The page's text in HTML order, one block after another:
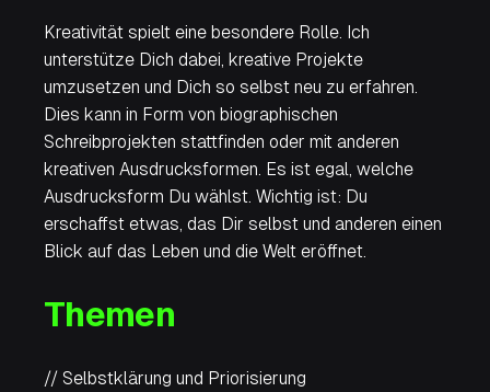
Kreativität spielt eine besondere Rolle. Ich
unterstütze Dich dabei, kreative Projekte
umzusetzen und Dich so selbst neu zu erfahren.
Dies kann in Form von biographischen
Schreibprojekten stattfinden oder mit anderen
kreativen Ausdrucksformen. Es ist egal, welche
Ausdrucksform Du wählst. Wichtig ist: Du
erschaffst etwas, das Dir selbst und anderen einen
Blick auf das Leben und die Welt eröffnet.
Themen
// Selbstklärung und Priorisierung